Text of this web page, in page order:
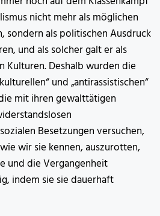
nicht mehr als möglichen
sondern als politischen Ausdruck
und als solcher galt er als
Kulturen. Deshalb wurden die
und „antirassistischen“
mit ihren gewalttätigen
Besetzungen versuchen,
wir sie kennen, auszurotten,
und die Vergangenheit
indem sie sie dauerhaft